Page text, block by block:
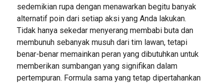
sedemikian rupa dengan menawarkan begitu banyak
alternatif poin dari setiap aksi yang Anda lakukan.
Tidak hanya sekedar menyerang membabi buta dan
membunuh sebanyak musuh dari tim lawan, tetapi
benar-benar memainkan peran yang dibutuhkan untuk
memberikan sumbangan yang signifikan dalam
pertempuran. Formula sama yang tetap dipertahankan